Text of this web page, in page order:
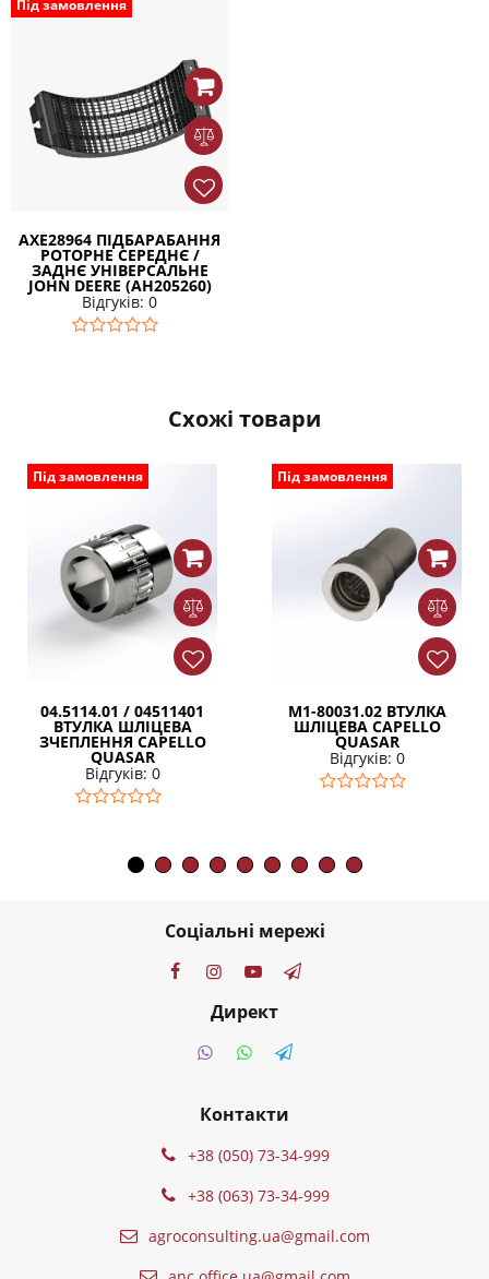
Під замовлення
AXE28964 ПІДБАРАБАННЯ
РОТОРНЕ СЕРЕДНЄ /
ЗАДНЄ УНІВЕРСАЛЬНЕ
JOHN DEERE (AH205260)
Відгуків: 0
Схожі товари
Під замовлення
04.5114.01 / 04511401
ВТУЛКА ШЛІЦЕВА
ЗЧЕПЛЕННЯ CAPELLO
QUASAR
Відгуків: 0
Під замовлення
М1-80031.02 ВТУЛКА
ШЛІЦЕВА CAPELLO
QUASAR
Відгуків: 0
Соціальні мережі
Директ
Контакти
+38 (050) 73-34-999
+38 (063) 73-34-999
agroconsulting.ua@gmail.com